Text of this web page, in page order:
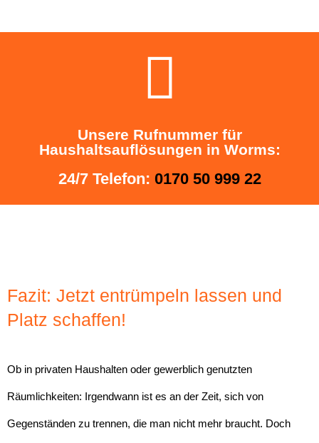
Unsere Rufnummer für
Haushaltsauflösungen in Worms:
24/7 Telefon: 0170 50 999 22
Fazit: Jetzt entrümpeln lassen und
Platz schaffen!
Ob in privaten Haushalten oder gewerblich genutzten
Räumlichkeiten: Irgendwann ist es an der Zeit, sich von
Gegenständen zu trennen, die man nicht mehr braucht. Doch